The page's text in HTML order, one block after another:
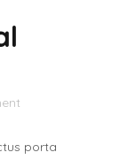
porta